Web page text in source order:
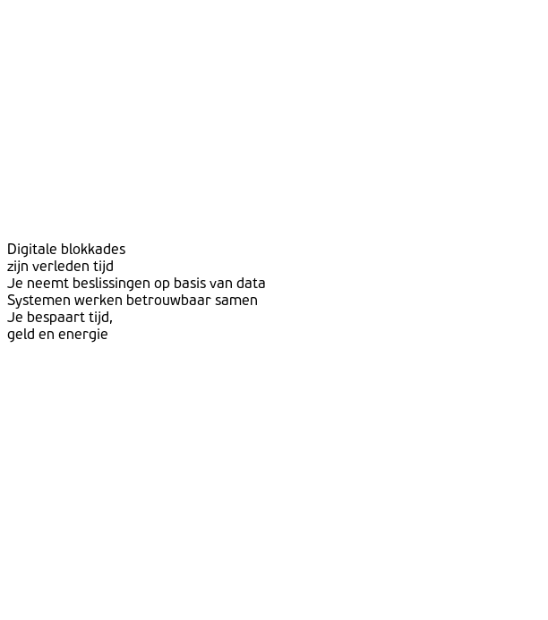
Digitale blokkades
zijn verleden tijd
Je neemt beslissingen op basis van data
Systemen werken betrouwbaar samen
Je bespaart tijd,
geld en energie